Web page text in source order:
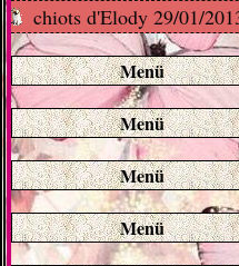
chiots d'Elody 29/01/
Menü
Menü
Menü
Menü